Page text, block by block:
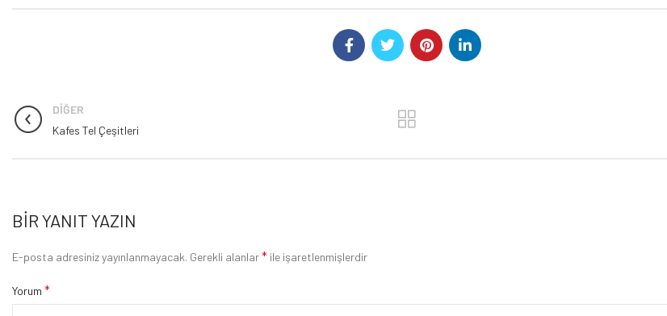
DIĞER
Kafes Tel Çeşitleri
BIR YANIT YAZIN
E-posta adresiniz yayınlanmayacak. Gerekli alanlar* ile işaretlenmişlerdir
Yorum *